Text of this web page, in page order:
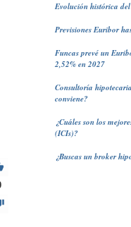
Evolución histórica
Previsiones Euribor
Funcas prevé un
2,52% en 2027
Consultoría
conviene?
¿Cuáles son los
(ICIs)?
¿Buscas un broker